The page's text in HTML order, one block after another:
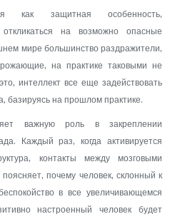
как защитная особенность,
на возможно опасные
мире большинство раздражители,
на практике таковыми не
интеллект все еще задействовать
базируясь на прошлом практике.
важную роль в закреплении
Каждый раз, когда активируется
контакты между мозговыми
почему человек, склонный к
в все увеличивающемся
настроенный человек будет